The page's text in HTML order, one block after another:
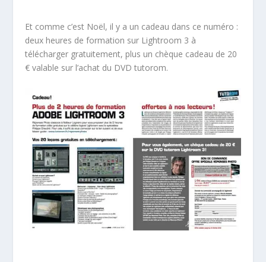
Et comme c’est Noël, il y a un cadeau dans ce numéro :
deux heures de formation sur Lightroom 3 à
télécharger gratuitement, plus un chèque cadeau de 20
€ valable sur l’achat du DVD tutorom.